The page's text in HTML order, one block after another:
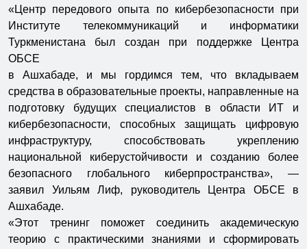
«Центр передового опыта по кибербезопасности при
Институте телекоммуникаций и информатики
Туркменистана был создан при поддержке Центра
ОБСЕ
в Ашхабаде, и мы гордимся тем, что вкладываем
средства в образовательные проекты, направленные на
подготовку будущих специалистов в области ИТ и
кибербезопасности, способных защищать цифровую
инфраструктуру, способствовать укреплению
национальной киберустойчивости и созданию более
безопасного глобального киберпространства», —
заявил Уильям Лиф, руководитель Центра ОБСЕ в
Ашхабаде.
«Этот тренинг поможет соединить академическую
теорию с практическими знаниями и сформировать